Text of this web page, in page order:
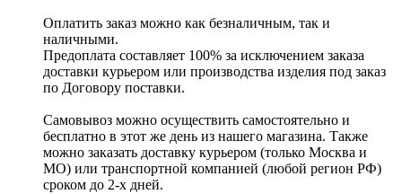
Оплатить заказ можно как безналичным, так и
наличными.
Предоплата составляет 100% за исключением заказа
доставки курьером или производства изделия под заказ
по Договору поставки.
Самовывоз можно осуществить самостоятельно и
бесплатно в этот же день из нашего магазина. Также
можно заказать доставку курьером (только Москва и
МО) или транспортной компанией (любой регион РФ)
сроком до 2-х дней.